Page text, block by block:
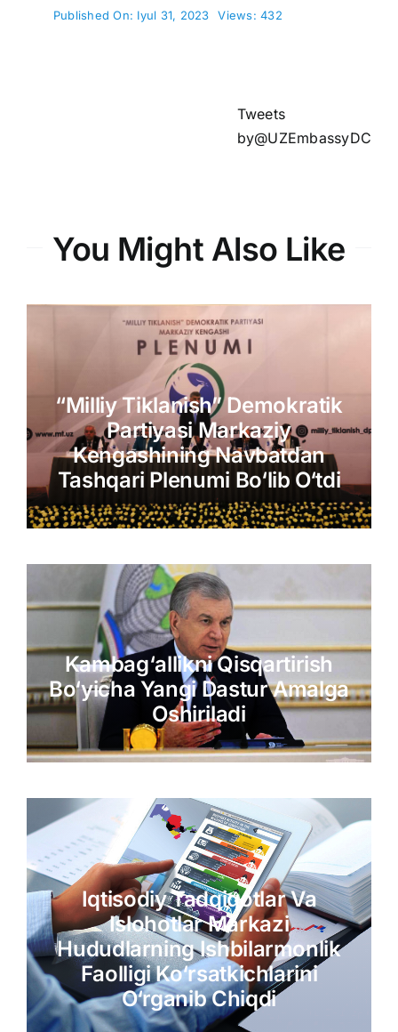
Published On: Iyul 31, 2023 Views: 432
Tweets
by@UZEmbassyDC
You Might Also Like
“Milliy Tiklanish” Demokratik
Partiyasi Markaziy
Kengashining Navbatdan
Tashqari Plenumi Bo‘lib O‘tdi
Kambag‘allikni Qisqartirish
Bo‘yicha Yangi Dastur Amalga
Oshiriladi
Iqtisodiy Tadqiqotlar Va
Islohotlar Markazi
Hududlarning Ishbilarmonlik
Faolligi Ko‘rsatkichlarini
O‘rganib Chiqdi